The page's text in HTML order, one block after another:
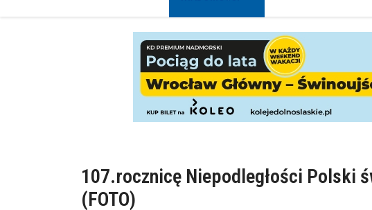
107.rocznicę Niepodległości Polski
(FOTO)